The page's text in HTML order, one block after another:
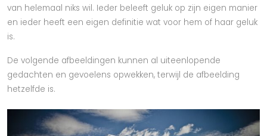
van helemaal niks wil. Ieder beleeft geluk op zijn eigen manier
en ieder heeft een eigen definitie wat voor hem of haar geluk
is.
De volgende afbeeldingen kunnen al uiteenlopende
gedachten en gevoelens opwekken, terwijl de afbeelding
hetzelfde is.